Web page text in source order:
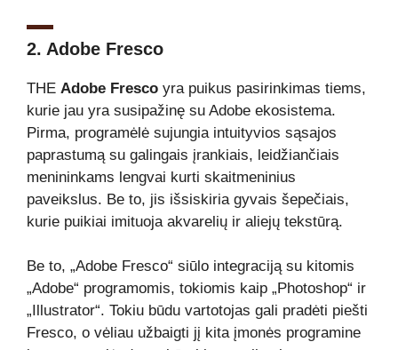
2. Adobe Fresco
THE Adobe Fresco yra puikus pasirinkimas tiems,
kurie jau yra susipažinę su Adobe ekosistema.
Pirma, programėlė sujungia intuityvios sąsajos
paprastumą su galingais įrankiais, leidžiančiais
menininkams lengvai kurti skaitmeninius
paveikslus. Be to, jis išsiskiria gyvais šepečiais,
kurie puikiai imituoja akvarelių ir aliejų tekstūrą.
Be to, „Adobe Fresco“ siūlo integraciją su kitomis
„Adobe“ programomis, tokiomis kaip „Photoshop“ ir
„Illustrator“. Tokiu būdu vartotojas gali pradėti piešti
Fresco, o vėliau užbaigti jį kita įmonės programine